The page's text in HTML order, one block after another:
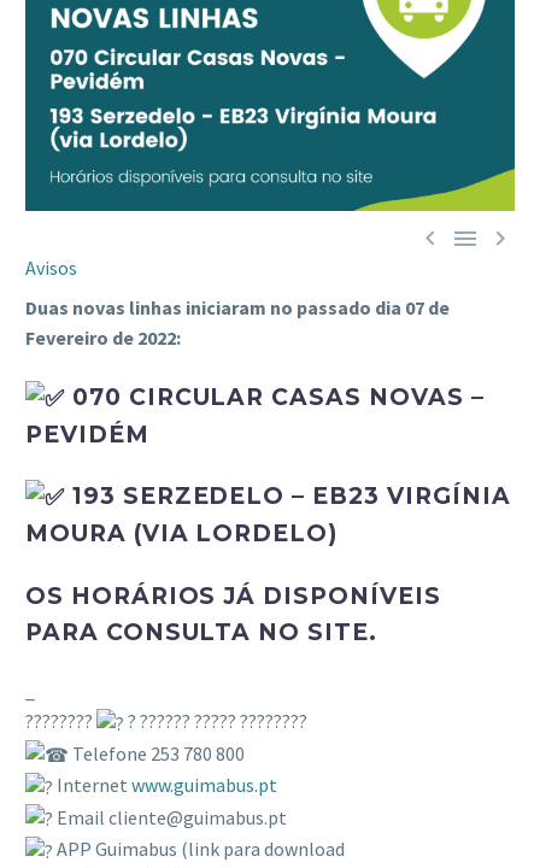
  
Avisos
Duas novas linhas iniciaram no passado dia 07 de
Fevereiro de 2022:
070 CIRCULAR CASAS NOVAS –
PEVIDÉM
193 SERZEDELO – EB23 VIRGÍNIA
MOURA (VIA LORDELO)
OS HORÁRIOS JÁ DISPONÍVEIS
PARA CONSULTA NO SITE.
????????
? ?????? ????? ????????
Telefone 253 780 800
Internet www.guimabus.pt
Email cliente@guimabus.pt
APP Guimabus (link para download